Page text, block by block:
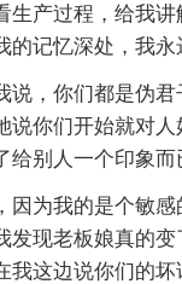
生产过程，给我
的记忆深处，我永
说，你们都是伪
说你们开始就对
别人一个印象而
因为我的是个敏
发现老板娘真的
我这边说你们的坏